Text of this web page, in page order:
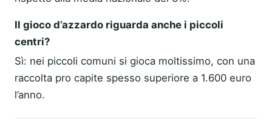
Il gioco d’azzardo riguarda anche i piccoli
centri?
Sì: nei piccoli comuni si gioca moltissimo, con una
raccolta pro capite spesso superiore a 1.600 euro
l’anno.